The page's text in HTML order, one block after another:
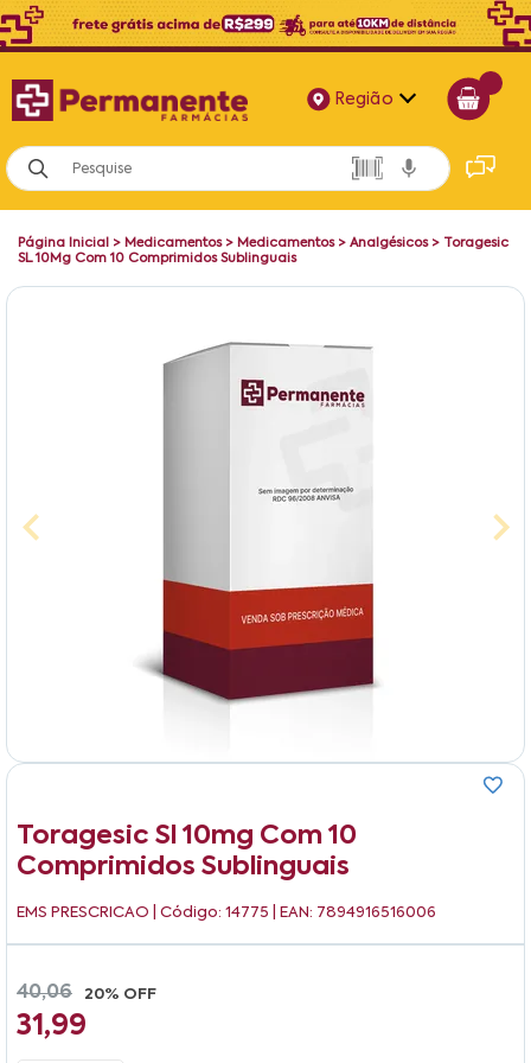
Região
Alagoas
Bahia
Página Inicial > Medicamentos> Medicamentos> Analgésicos> Toragesic
SL 10Mg Com 10 Comprimidos Sublinguais
Toragesic Sl 10mg Com 10
Comprimidos Sublinguais
EMS PRESCRICAO | Código: 14775 | EAN: 7894916516006
40,06 20% OFF
31,99